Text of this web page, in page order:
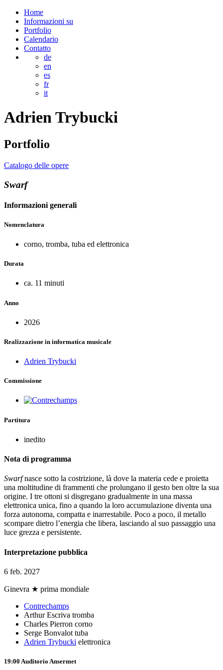
Home
Informazioni su
Portfolio
Calendario
Contatto
de
en
es
fr
it
AdrienTrybucki
Portfolio
Catalogo delle opere
Swarf
Informazioni generali
Nomenclatura
corno, tromba, tuba ed elettronica
Durata
ca. 11 minuti
Anno
2026
Realizzazione in informatica musicale
Adrien Trybucki
Commissione
Partitura
inedito
Nota di programma
Swarfnasce sotto la costrizione, là dove la materia cede e proietta
una moltitudine di frammenti che prolungano il gesto ben oltre la sua
origine. I tre ottoni si disgregano gradualmente in una massa
elettronica unica, fino a quando la loro accumulazione diventa una
forza autonoma, compatta e inarrestabile. Poco a poco, il metallo
scompare dietro l’energia che libera, lasciando al suo passaggio una
luce grezza e persistente.
Interpretazione pubblica
6 feb. 2027
Ginevra ★ prima mondiale
Contrechamps
Arthur Escriva tromba
Charles Pierron corno
Serge Bonvalot tuba
Adrien Trybucki elettronica
19:00 Auditorio Ansermet